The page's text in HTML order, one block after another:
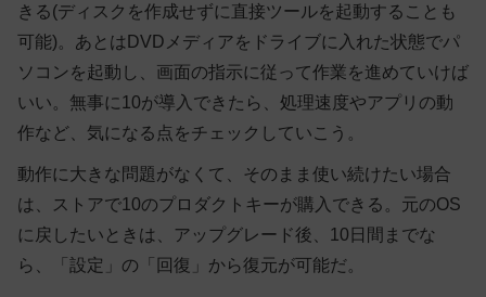
きる(ディスクを作成せずに直接ツールを起動することも
可能)。あとはDVDメディアをドライブに入れた状態でパ
ソコンを起動し、画面の指示に従って作業を進めていけば
いい。無事に10が導入できたら、処理速度やアプリの動
作など、気になる点をチェックしていこう。
動作に大きな問題がなくて、そのまま使い続けたい場合
は、ストアで10のプロダクトキーが購入できる。元のOS
に戻したいときは、アップグレード後、10日間までな
ら、「設定」の「回復」から復元が可能だ。